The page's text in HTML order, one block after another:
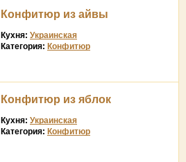
Конфитюр из айвы
Кухня: Украинская
Категория: Конфитюр
Конфитюр из яблок
Кухня: Украинская
Категория: Конфитюр